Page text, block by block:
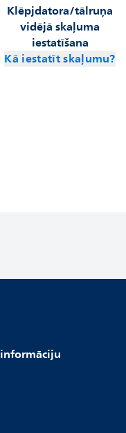
Klēpjdatora/tālruņa
vidējā skaļuma
iestatīšana
Kā iestatīt skaļumu?